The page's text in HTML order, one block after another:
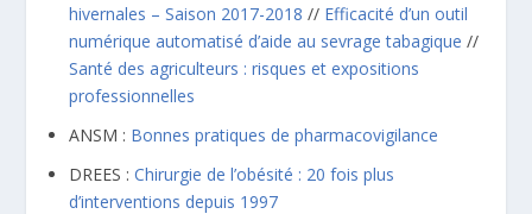
hivernales – Saison 2017-2018 // Efficacité d’un outil
numérique automatisé d’aide au sevrage tabagique //
Santé des agriculteurs : risques et expositions
professionnelles
ANSM : Bonnes pratiques de pharmacovigilance
DREES :Chirurgie de l’obésité : 20 fois plus
d’interventions depuis 1997